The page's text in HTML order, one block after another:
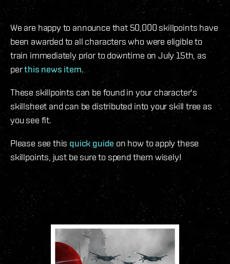
We are happy to announce that 50,000 skillpoints have
been awarded to all characters who were eligible to
train immediately prior to downtime on July 15th, as
perthis news item.
These skillpoints can be found in your character's
skillsheet and can be distributed into your skill tree as
you see fit.
Please see this quick guide on how to apply these
skillpoints, just be sure to spend them wisely!